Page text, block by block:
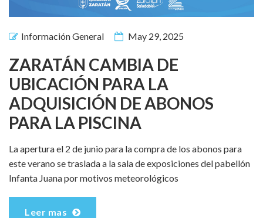
Información General May 29, 2025
ZARATÁN CAMBIA DE
UBICACIÓN PARA LA
ADQUISICIÓN DE ABONOS
PARA LA PISCINA
La apertura el 2 de junio para la compra de los abonos para
este verano se traslada a la sala de exposiciones del pabellón
Infanta Juana por motivos meteorológicos
Leer mas